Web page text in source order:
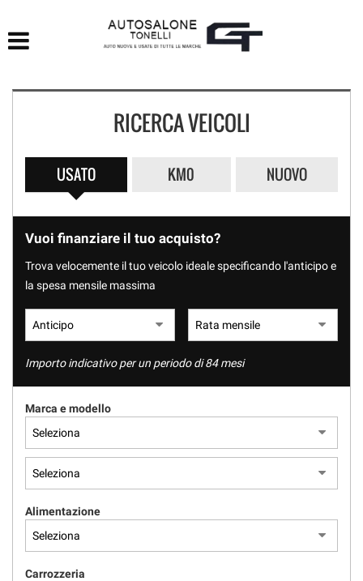
ASSISTENZA
CONTATTI
RICERCA VEICOLI
USATO KM0 NUOVO
Vuoi finanziare il tuo acquisto?
Trova velocemente il tuo veicolo ideale specificando l'anticipo e
la spesa mensile massima
Importo indicativo per un periodo di 84 mesi
Marca e modello
Alimentazione
Carrozzeria